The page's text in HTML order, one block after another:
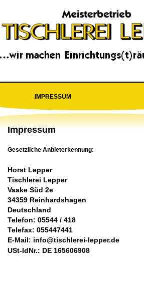
IMPRESSUM
Impressum
Gesetzliche Anbieterkennung:
Horst Lepper
Tischlerei Lepper
Vaake Süd 2e
34359 Reinhardshagen
Deutschland
Telefon: 05544 / 418
Telefax: 055447441
E-Mail: info@tischlerei-lepper.de
USt-IdNr.: DE 165606908